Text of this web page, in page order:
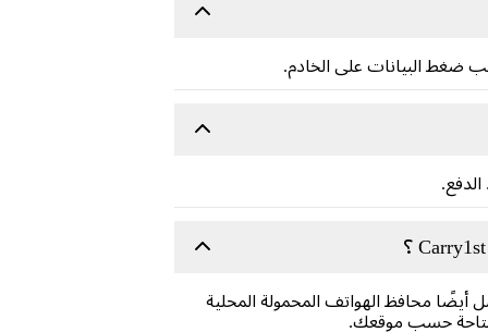
أيضًا محافظ الهواتف المحمولة المحلية